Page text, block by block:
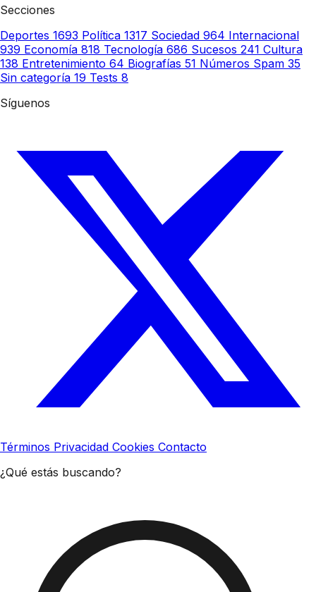
Secciones
Deportes 1693 Política 1317 Sociedad 964 Internacional
939 Economía 818 Tecnología 686 Sucesos 241 Cultura
138 Entretenimiento 64 Biografías 51 Números Spam 35
Sin categoría 19 Tests 8
Síguenos
Términos Privacidad Cookies Contacto
¿Qué estás buscando?